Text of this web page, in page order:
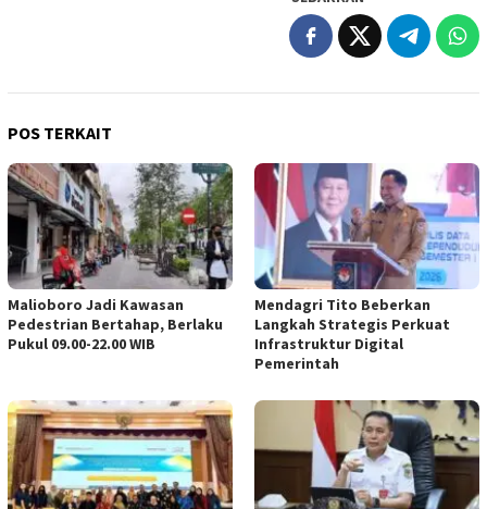
POS TERKAIT
Malioboro Jadi Kawasan
Pedestrian Bertahap, Berlaku
Pukul 09.00-22.00 WIB
Mendagri Tito Beberkan
Langkah Strategis Perkuat
Infrastruktur Digital
Pemerintah